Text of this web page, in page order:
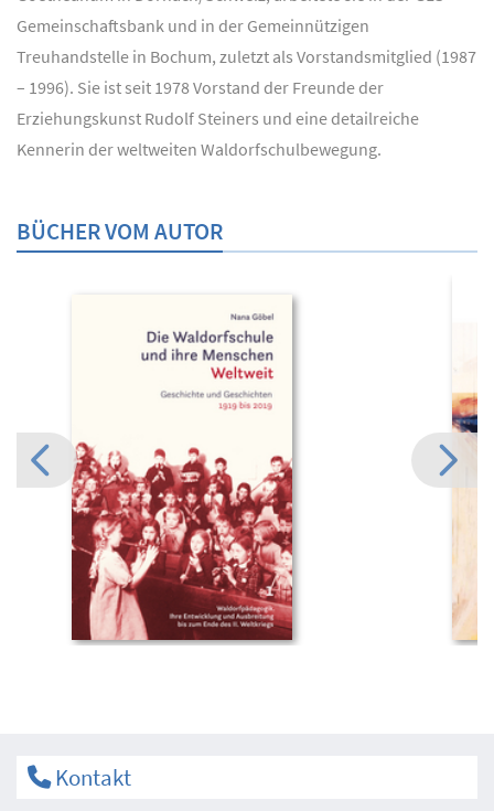
Gemeinschaftsbank und in der Gemeinnützigen
Treuhandstelle in Bochum, zuletzt als Vorstandsmitglied (1987
– 1996). Sie ist seit 1978 Vorstand der Freunde der
Erziehungskunst Rudolf Steiners und eine detailreiche
Kennerin der weltweiten Waldorfschulbewegung.
BÜCHER VOM AUTOR
Kontakt